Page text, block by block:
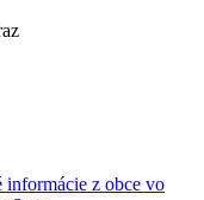
z obce vo